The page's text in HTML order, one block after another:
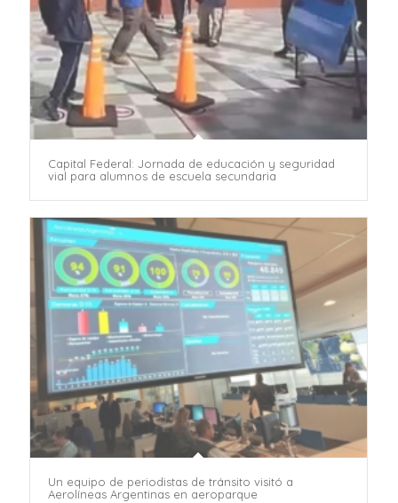
Capital Federal: Jornada de educación y seguridad
vial para alumnos de escuela secundaria
Un equipo de periodistas de tránsito visitó a
Aerolíneas Argentinas en aeroparque